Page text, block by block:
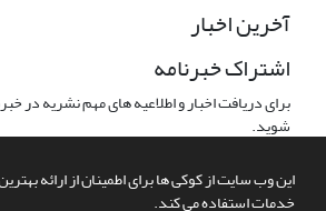
این وب سایت از کوکی ها برای اطمینان از ارائه
خدمات استفاده می کند.
آخرین اخبار
اشتراک خبرنامه
برای دریافت اخبار و اطلاعیه های مهم نشریه در
شوید.